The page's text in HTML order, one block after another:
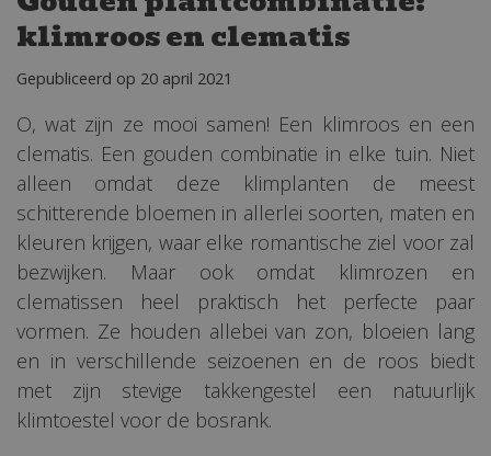
klimroos en clematis
Gepubliceerd op 20 april 2021
O, wat zijn ze mooi samen! Een klimroos en een
clematis. Een gouden combinatie in elke tuin. Niet
alleen omdat deze klimplanten de meest
schitterende bloemen in allerlei soorten, maten en
kleuren krijgen, waar elke romantische ziel voor zal
bezwijken. Maar ook omdat klimrozen en
clematissen heel praktisch het perfecte paar
vormen. Ze houden allebei van zon, bloeien lang
en in verschillende seizoenen en de roos biedt
met zijn stevige takkengestel een natuurlijk
klimtoestel voor de bosrank.